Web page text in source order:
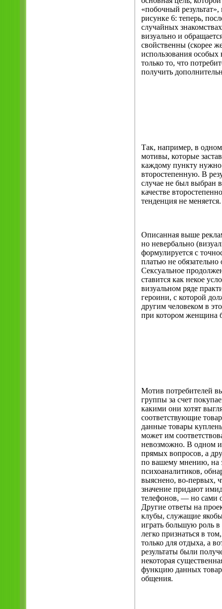
«побочный
рисунке 6: теперь,
случайных
визуально и
свойственны (скорее
использования особых
только то, что
получить
Так, например, в
мотивы, которые
каждому пункту нужно
второстепенную. В
случае не был выбран
качестве
тенденция не меняется.
Описанная выше
но невербально
формулируется с
платью не
Сексуальное
ставится как некое
визуальном ряде
героини, с которой
другим человеком в
при котором женщина
Мотив потребителей
группы за счет
какими они хотят
соответствующие
данные товары
может им
невозможно. В одном
прямых вопросов, а
по вашему мнению, на
психоаналитиков,
выяснено, во-первых,
значение придают
телефонов, — но сами
Другие ответы на
клубы, служащие
играть большую роль
легко признаться в
только для отдыха, а
результаты были
некоторая
функцию данных
общения.